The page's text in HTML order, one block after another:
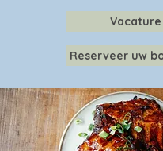
Reserveer uw
Vacature